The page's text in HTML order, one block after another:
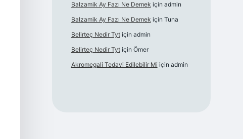
Balzamik Ay Fazı Ne Demek için admin
Balzamik Ay Fazı Ne Demek için Tuna
Belirteç Nedir Tytiçin admin
Belirteç Nedir Tytiçin Ömer
Akromegali Tedavi Edilebilir Mi için admin